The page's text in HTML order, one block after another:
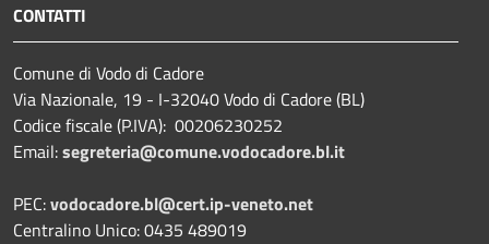
CONTATTI
Comune di Vodo di Cadore
Via Nazionale, 19 - I-32040 Vodo di Cadore (BL)
Codice fiscale (P.IVA): 00206230252
Email:segreteria@comune.vodocadore.bl.it
PEC:vodocadore.bl@cert.ip-veneto.net
Centralino Unico: 0435 489019